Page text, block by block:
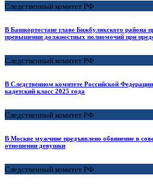
Следственный комитет РФ
В Башкортостане главе Бижбулякского района
превышении должностных полномочий при
Следственный комитет РФ
В Следственном комитете Российской
кадетский класс 2025 года
Следственный комитет РФ
В Москве мужчине предъявлено обвинение в
отношении девушки
Следственный комитет РФ